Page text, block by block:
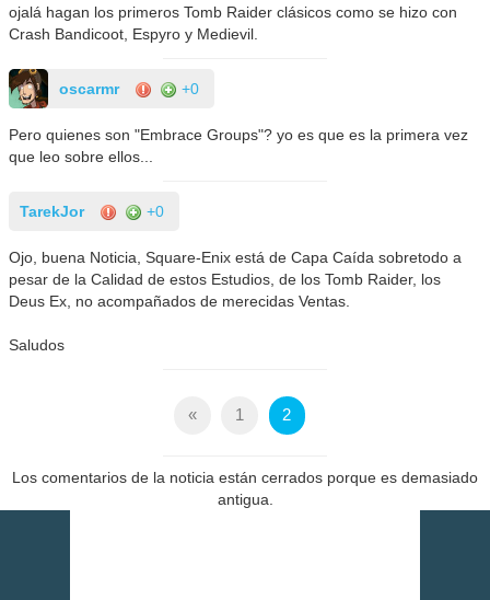
ojalá hagan los primeros Tomb Raider clásicos como se hizo con
Crash Bandicoot, Espyro y Medievil.
oscarmr +0
Pero quienes son "Embrace Groups"? yo es que es la primera vez
que leo sobre ellos...
TarekJor +0
Ojo, buena Noticia, Square-Enix está de Capa Caída sobretodo a
pesar de la Calidad de estos Estudios, de los Tomb Raider, los
Deus Ex, no acompañados de merecidas Ventas.
Saludos
« 1 2
Los comentarios de la noticia están cerrados porque es demasiado
antigua.